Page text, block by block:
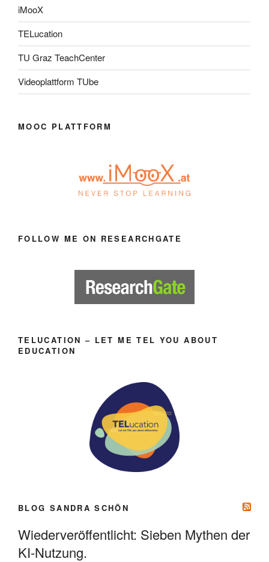
iMooX
TELucation
TU Graz TeachCenter
Videoplattform TUbe
MOOC PLATTFORM
FOLLOW ME ON RESEARCHGATE
TELUCATION – LET ME TEL YOU ABOUT
EDUCATION
BLOG SANDRA SCHÖN
Wiederveröffentlicht: Sieben Mythen der
KI-Nutzung.